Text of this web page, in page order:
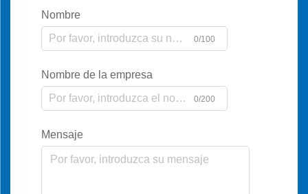
Nombre
0/100
Nombre de la empresa
0/200
Mensaje